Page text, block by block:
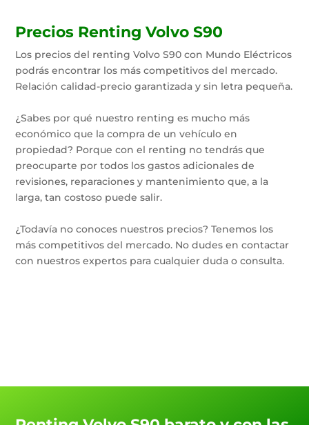
Precios Renting Volvo S90
Los precios del renting Volvo S90 con Mundo Eléctricos
podrás encontrar los más competitivos del mercado.
Relación calidad-precio garantizada y sin letra pequeña.
¿Sabes por qué nuestro renting es mucho más
económico que la compra de un vehículo en
propiedad? Porque con el renting no tendrás que
preocuparte por todos los gastos adicionales de
revisiones, reparaciones y mantenimiento que, a la
larga, tan costoso puede salir.
¿Todavía no conoces nuestros precios? Tenemos los
más competitivos del mercado. No dudes en contactar
con nuestros expertos para cualquier duda o consulta.